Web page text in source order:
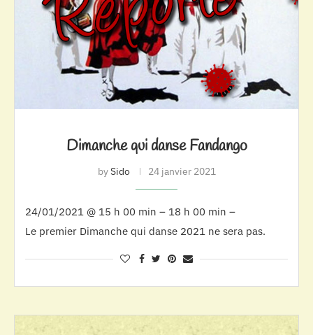
Dimanche qui danse Fandango
bySido 24 janvier 2021
24/01/2021 @ 15 h 00 min – 18 h 00 min –
Le premier Dimanche qui danse 2021 ne sera pas.